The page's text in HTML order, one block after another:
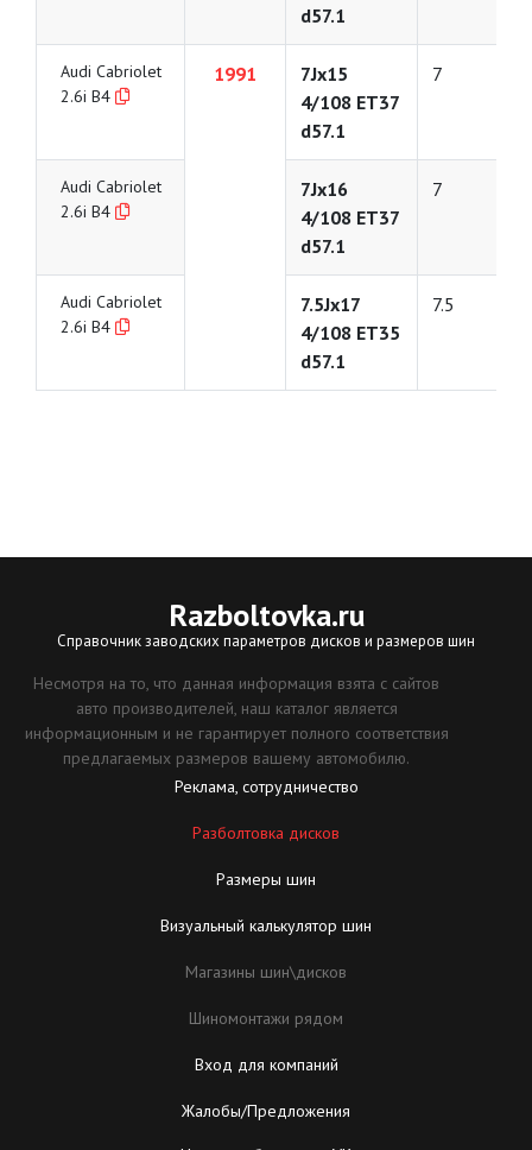
d57.1
Audi Cabriolet
2.6i B4
1991
7Jx15
4/108 ET37
d57.1
7
Audi Cabriolet
2.6i B4
7Jx16
4/108 ET37
d57.1
7
Audi Cabriolet
2.6i B4
7.5Jx17
4/108 ET35
d57.1
7.5
Razboltovka.ru
Справочник заводских параметров дисков и размеров шин
Несмотря на то, что данная информация взята с сайтов
авто производителей, наш каталог является
информационным и не гарантирует полного соответствия
предлагаемых размеров вашему автомобилю.
Реклама, сотрудничество
Разболтовка дисков
Размеры шин
Визуальный калькулятор шин
Магазины шин\дисков
Шиномонтажи рядом
Вход для компаний
Жалобы/Предложения